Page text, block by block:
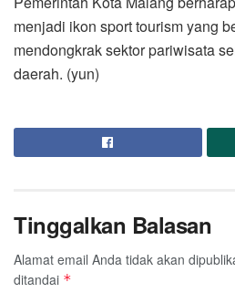
menjadi ikon sport tourism yang
mendongkrak sektor pariwisata
daerah. (yun)
Tinggalkan Balasan
Alamat email Anda tidak akan
ditandai *